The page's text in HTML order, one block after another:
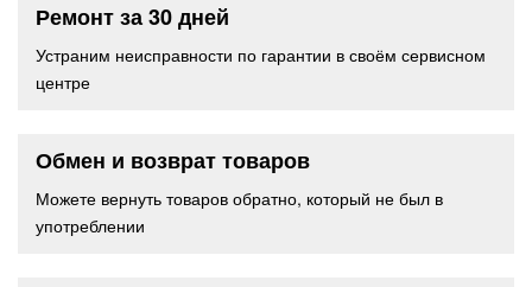
Ремонт за 30 дней
Устраним неисправности по гарантии в своём сервисном
центре
Обмен и возврат товаров
Можете вернуть товаров обратно, который не был в
употреблении